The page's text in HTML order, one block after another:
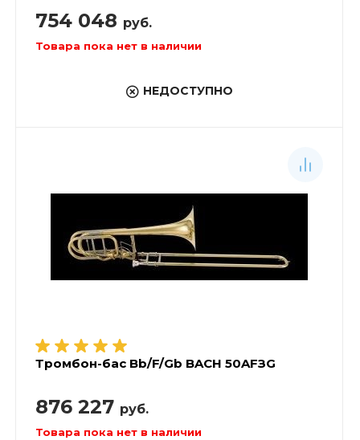
754 048 руб.
Товара пока нет в наличии
НЕДОСТУПНО
Тромбон-бас Bb/F/Gb BACH 50AFЗG
876 227 руб.
Товара пока нет в наличии